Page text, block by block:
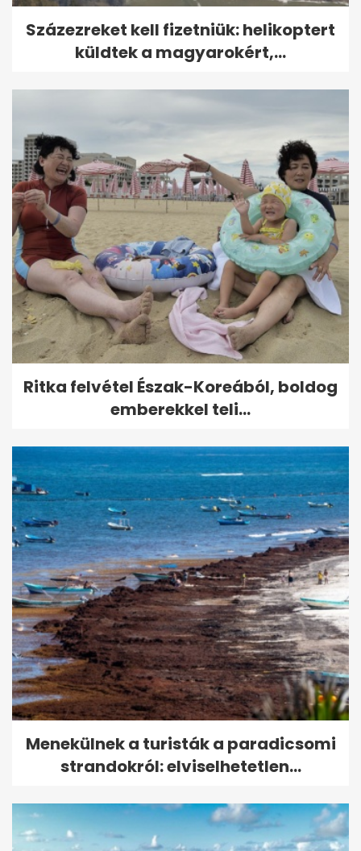
Százezreket kell fizetniük: helikoptert
küldtek a magyarokért,...
Ritka felvétel Észak-Koreából, boldog
emberekkel teli...
Menekülnek a turisták a paradicsomi
strandokról: elviselhetetlen...